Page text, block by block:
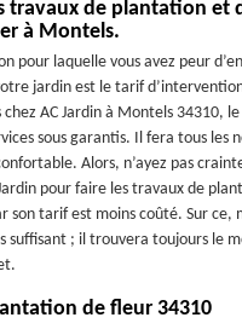
travaux de plantation et
à Montels.
pour laquelle vous avez peur
jardin est le tarif
AC Jardin à Montels 34310,
sous garantis. Il fera tous les
Alors, n’ayez pas
pour faire les travaux de
son tarif est moins coûté. Sur ce,
suffisant ; il trouvera toujours le
de fleur 34310